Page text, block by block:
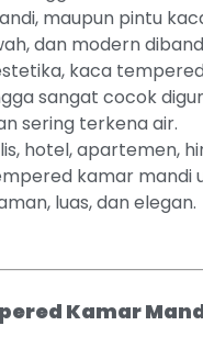
maupun pintu
dan modern
kaca
sangat cocok
sering terkena air.
hotel, apartemen,
kamar mandi
luas, dan elegan.
Kamar